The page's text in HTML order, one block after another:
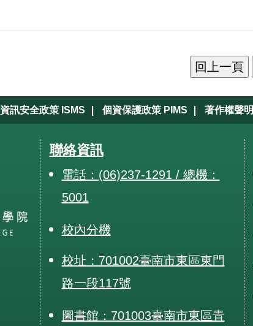
資訊安全政策 ISMS | 個資保護政策 PIMS | 著作權聲明
聯絡資訊
電話：(06)237-1291 / 總機：
5001
校內分機
校址：701002臺南市東區東門
路一段117號
圖書館：701003臺南市東區青